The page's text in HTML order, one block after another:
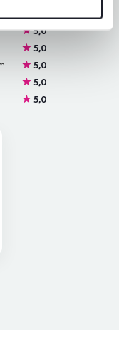
5,0
5,0
5,0
5,0
5,0